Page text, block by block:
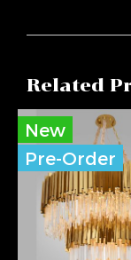
Related
New
Pre-Order